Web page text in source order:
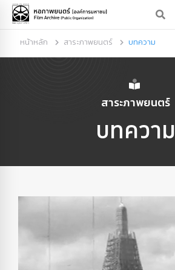
หน้าหลัก สาระภาพยนตร์ บทความ
สาระภาพยนตร์
บทความ